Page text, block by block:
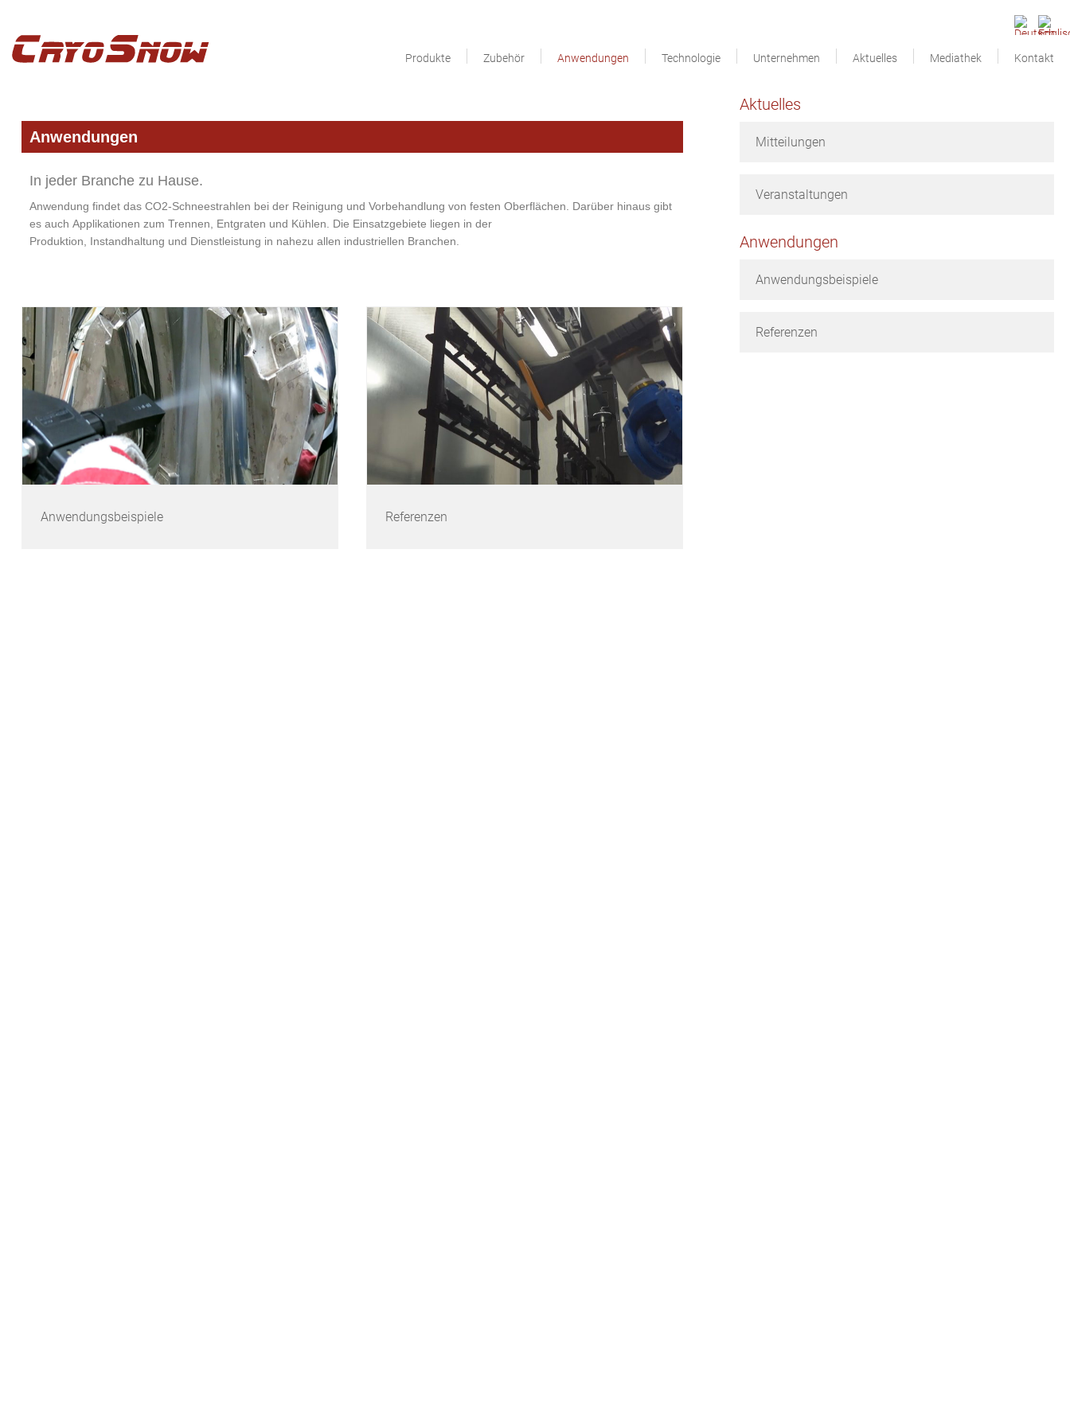
springen
springen
springen
Produkte
Zubehör Anwendungen Technologie Unternehmen Aktuelles Mediathek Kontakt
Anwendungen
In jeder Branche zu Hause.
Anwendung findet das CO2-Schneestrahlen bei der Reinigung und Vorbehandlung von festen Oberflächen. Darüber hinaus gibt
es auch Applikationen zum Trennen, Entgraten und Kühlen. Die Einsatzgebiete liegen in der
Produktion, Instandhaltung und Dienstleistung in nahezu allen industriellen Branchen.
Anwendungsbeispiele Referenzen
Aktuelles
Mitteilungen
Veranstaltungen
Anwendungen
Anwendungsbeispiele
Referenzen